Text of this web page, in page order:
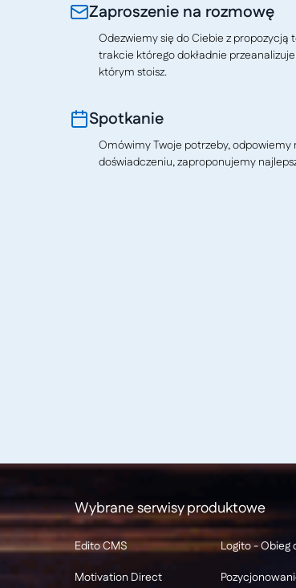
Zaproszenie na rozmowę
Odezwiemy się do Ciebie z
trakcie którego dokładnie
którym stoisz.
Spotkanie
Omówimy Twoje potrzeby,
doświadczeniu, zaproponujemy
Wybrane serwisy produktowe
Edito CMS
Logito -
Motivation Direct